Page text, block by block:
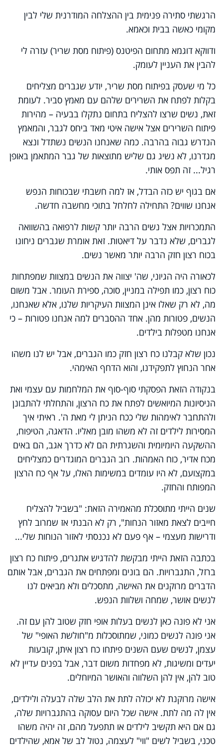
הרגשתי סתירה פנימית בין ההצלחה המודרנית שלי לבין
מקומי כאשה בבית וכאמא.
ודווקא דוגמא מתחום הפיטנס (פיתוח מסת שריר) עזרה לי
להבין את העניין לעומק.
כל מי שעסק בפיתוח מסת שריר, יודע שגברים מצליחים
בקלות לפתח את השרירים שלהם עם מאמץ סביר. לעומת
זאת, נשים שרצו להצליח בתחום נתקלו בבעיה – מהירות
פיתוח השרירים אצל אישה איטי מאד ביחס לגבר, והמאמץ
הנדרש גבוה בהרבה. כמה שאנחנו הנשים נשתדל ונצא
מגדרנו, לא נשיג גם שליש מתוצאות של גבר המתאמן באופן
רגיל... זה תפס אותי.
אם בגוף יש כזה הבדל, אז למה חשבתי שבכוחות הנפש
אנחנו שווים? התחילה לחלחל בתוכי מחשבה חדשה.
התמכרויות אצל נשים הרבה יותר קשות לרפואה בהשוואה
לגברים, שלא נדבר על דיאטות. זאת אומרת שגברים ניחונו
בכוח רצון חזק הרבה יותר מאשר נשים.
לכאורה היה הגיוני, שה' יצווה את הנשים במצוות שמפתחות
כוח רצון, כמו תפילה במניין, סוכה, ספירת העומר. אבל משום
מה, לא רק שאלו אינן המצוות העיקריות שלנו, אלא שאנחנו,
הנשים, פטורות מהן. אחד ההסברים למה אנחנו פטורות – כי
אנחנו מטפלות בילדים.
נכון שלא קבלנו כח רצון חזק כמו הגברים, אבל יש לנו משהו
אחר הנחוץ לתפקידנו, והוא הדחף האימהי.
בנקודה הזאת הפסקתי סוף-סוף את המלחמות עם עצמי ואת
הניסיונות המיואשים לפתח את כח הרצון, והתחלתי להתבונן
ולהתחבר לאימהות שלי ככח הניתן לי מאת ה'. ראיתי איך
המסירות לילדים זה לא משהו מובן מאליו. הדאגה, הטיפוח,
ההשקעה היומיומית והשגרתית הם לא כדרך אגב, הם באים
מכח אדיר, כוח האמהות. רוב הגברים המוגדרים כמצליחים
במקצועם, לא היו עומדים במשימות האלו, על אף כח הרצון
המפותח והחזק.
שנים הייתי מתוסכלת מהאמירה הזאת: "בשביל להצליח
חייבים לצאת מאזור הנחות", רק לא הבנתי אז שמרוב לחץ
ודרישות מעצמי – אף פעם לא נכנסתי לאזור הנוחות שלי...
בכתבה הזאת הייתי מבקשת להדגיש אתגרים, פיתוח כח רצון
ברזל, התגברויות. הם בונים ומפתחים את הגברים, אבל אותם
הדברים מרוקנים את האישה, מתסכלים ולא מביאים לנו
לנשים אושר, שמחה ושלוות הנפש.
אני לא פונה כאן לנשים בעלות אופי חזק שטוב להן עם זה.
אני פונה לנשים כמוני, שמתוסכלות מ"חולשת האופי" של
עצמן, לנשים שעם השנים פיתחו כח רצון איתן, קובעות
יעדים ומשיגות, לא מפחדות משום דבר, אבל בפנים עדיין לא
טוב להן, אין להן השלווה והאושר המיוחלים.
אישה מרוקנת לא יכולה לתת את הלב שלה לבעלה ולילדים,
אין לה מה לתת. אישה שכל היום עסוקה בהתגברויות שלה,
גם אם היא תקשיב לילדים או תתפעל מהם, זה יהיה משהו
טכני, בשביל לשים "ווי" לעצמה, נטול לב של אמא, שהילדים